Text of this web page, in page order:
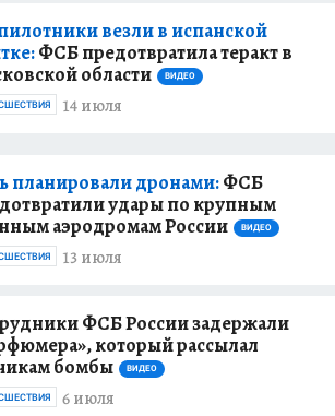
везли в испанской
ФСБ предотвратила теракт в
области
ВИДЕО
14 июля
планировали дронами:ФСБ
удары по крупным
аэродромам России
ВИДЕО
13 июля
ФСБ России задержали
который рассылал
бомбы
ВИДЕО
6 июля